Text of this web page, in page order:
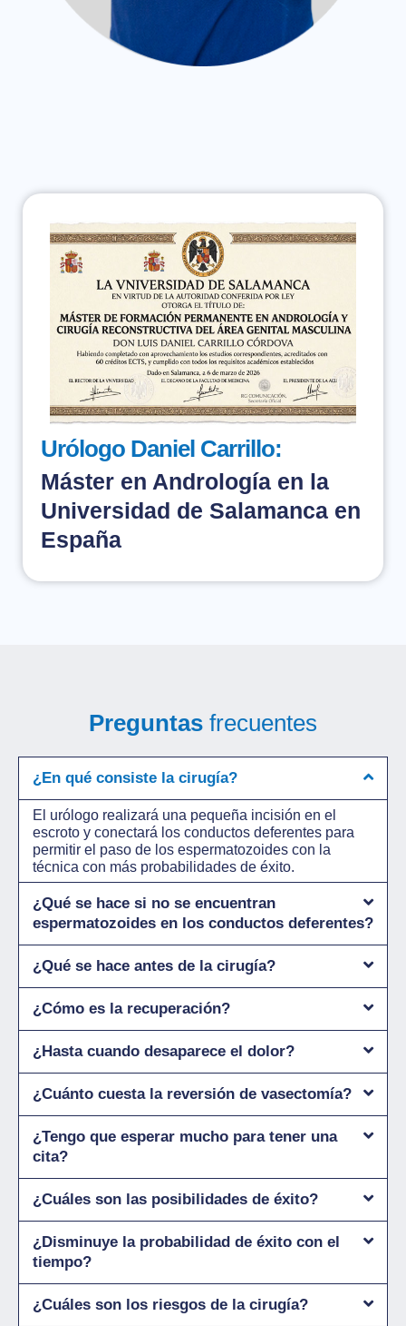
Urólogo Daniel Carrillo:
Máster en Andrología en la
Universidad de Salamanca en
España
Preguntas frecuentes
¿En qué consiste la cirugía?
El urólogo realizará una pequeña incisión en el
escroto y conectará los conductos deferentes para
permitir el paso de los espermatozoides con la
técnica con más probabilidades de éxito.
¿Qué se hace si no se encuentran
espermatozoides en los conductos deferentes?
¿Qué se hace antes de la cirugía?
¿Cómo es la recuperación?
¿Hasta cuando desaparece el dolor?
¿Cuánto cuesta la reversión de vasectomía?
¿Tengo que esperar mucho para tener una
cita?
¿Cuáles son las posibilidades de éxito?
¿Disminuye la probabilidad de éxito con el
tiempo?
¿Cuáles son los riesgos de la cirugía?